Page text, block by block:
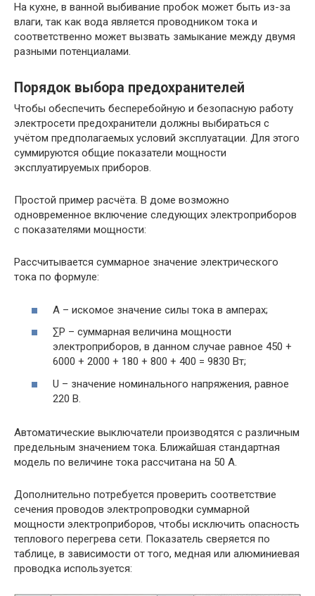
На кухне, в ванной выбивание пробок может быть из-за
влаги, так как вода является проводником тока и
соответственно может вызвать замыкание между двумя
разными потенциалами.
Порядок выбора предохранителей
Чтобы обеспечить бесперебойную и безопасную работу
электросети предохранители должны выбираться с
учётом предполагаемых условий эксплуатации. Для этого
суммируются общие показатели мощности
эксплуатируемых приборов.
Простой пример расчёта. В доме возможно
одновременное включение следующих электроприборов
с показателями мощности:
Рассчитывается суммарное значение электрического
тока по формуле:
А – искомое значение силы тока в амперах;
∑Р – суммарная величина мощности
электроприборов, в данном случае равное 450 +
6000 + 2000 + 180 + 800 + 400 = 9830 Вт;
U – значение номинального напряжения, равное
220 В.
Автоматические выключатели производятся с различным
предельным значением тока. Ближайшая стандартная
модель по величине тока рассчитана на 50 А.
Дополнительно потребуется проверить соответствие
сечения проводов электропроводки суммарной
мощности электроприборов, чтобы исключить опасность
теплового перегрева сети. Показатель сверяется по
таблице, в зависимости от того, медная или алюминиевая
проводка используется: